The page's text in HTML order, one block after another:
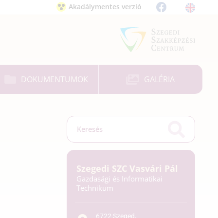
Akadálymentes verzió
DOKUMENTUMOK GALÉRIA
Szegedi SZC Vasvári Pál
Gazdasági és Informatikai
Technikum
6722 Szeged,